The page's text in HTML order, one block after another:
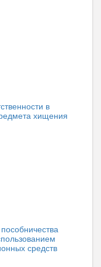
в
хищения
средств